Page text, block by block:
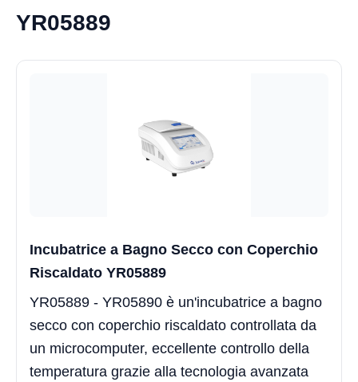
YR05889
Incubatrice a Bagno Secco con Coperchio
Riscaldato YR05889
YR05889 - YR05890 è un'incubatrice a bagno
secco con coperchio riscaldato controllata da
un microcomputer, eccellente controllo della
temperatura grazie alla tecnologia avanzata